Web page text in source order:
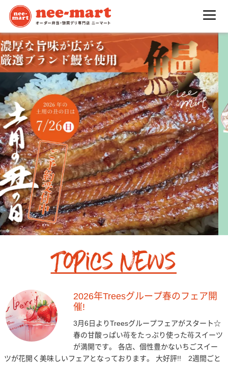
2026年Treesグループ春のフェア開
催!
3月6日よりTreesグループフェアがスタート☆
春の甘酸っぱい苺をたっぷり使った苺スイーツ
が満開です。 各店、個性豊かないちごスイー
ツが花開く美味しいフェアとなっております。 大好評!! 2週間ごと